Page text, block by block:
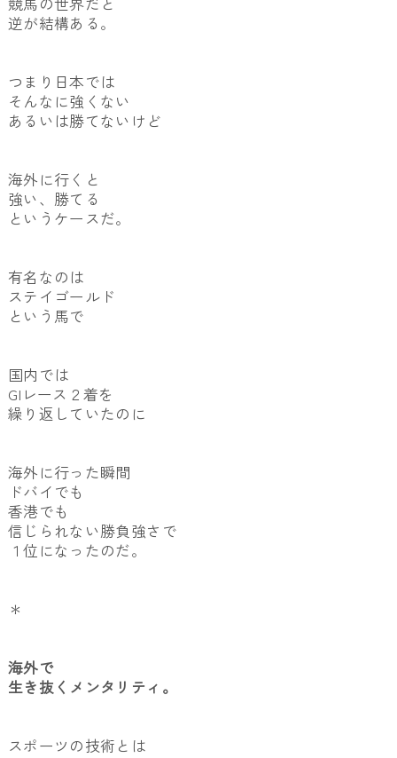
逆が結構ある。
つまり日本では
そんなに強くない
あるいは勝てないけど
海外に行くと
強い、勝てる
というケースだ。
有名なのは
ステイゴールド
という馬で
国内では
GIレース２着を
繰り返していたのに
海外に行った瞬間
ドバイでも
香港でも
信じられない勝負強さで
１位になったのだ。
＊
海外で
生き抜くメンタリティ。
スポーツの技術とは